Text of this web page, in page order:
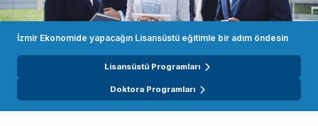
İzmir Ekonomide yapacağın Lisansüstü eğitimle bir adım öndesin
Lisansüstü Programları
Doktora Programları